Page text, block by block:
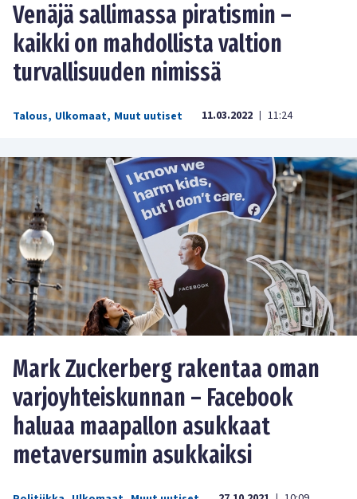
Venäjä sallimassa piratismin –
kaikki on mahdollista valtion
turvallisuuden nimissä
Talous, Ulkomaat, Muut uutiset 11.03.2022 11:24
Mark Zuckerberg rakentaa oman
varjoyhteiskunnan – Facebook
haluaa maapallon asukkaat
metaversumin asukkaiksi